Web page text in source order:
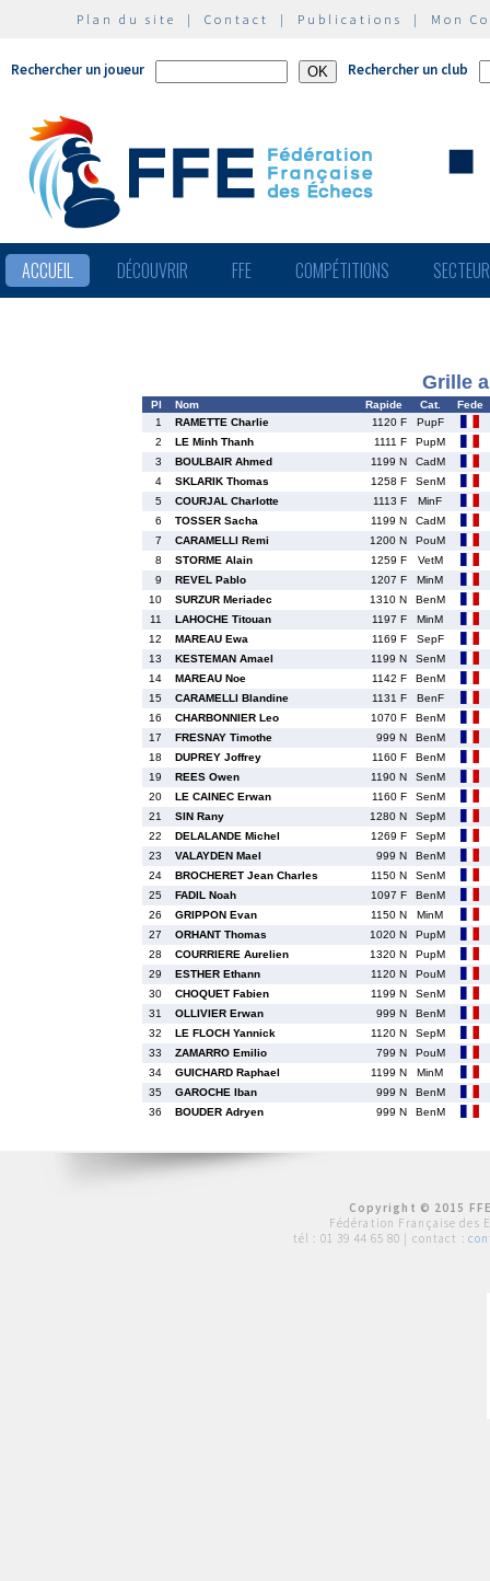
Plan du site | Contact | Publications | Mon
Rechercher un joueur Rechercher un club
ACCUEIL DÉCOUVRIR FFE COMPÉTITIONS
Grille
Pl Nom Rapide Cat.
Fede
1
RAMETTE Charlie 1120 F
PupF
2
LE Minh Thanh 1111 F
PupM
3
BOULBAIR Ahmed 1199 N
CadM
4
SKLARIK Thomas 1258 F
SenM
5
COURJAL Charlotte 1113 F
MinF
6
TOSSER Sacha 1199 N
CadM
7
CARAMELLI Remi 1200 N
PouM
8
STORME Alain 1259 F
VetM
9
REVEL Pablo 1207 F
MinM
10
SURZUR Meriadec 1310 N
BenM
11
LAHOCHE Titouan 1197 F
MinM
12
MAREAU Ewa 1169 F
SepF
13
KESTEMAN Amael 1199 N
SenM
14
MAREAU Noe 1142 F
BenM
15
CARAMELLI Blandine 1131 F
BenF
16
CHARBONNIER Leo 1070 F
BenM
17
FRESNAY Timothe 999 N
BenM
18
DUPREY Joffrey 1160 F
BenM
19
REES Owen 1190 N
SenM
20
LE CAINEC Erwan 1160 F
SenM
21
SIN Rany 1280 N
SepM
22
DELALANDE Michel 1269 F
SepM
23
VALAYDEN Mael 999 N
BenM
24
BROCHERET Jean Charles 1150 N
SenM
25
FADIL Noah 1097 F
BenM
26
GRIPPON Evan 1150 N
MinM
27
ORHANT Thomas 1020 N
PupM
28
COURRIERE Aurelien 1320 N
PupM
29
ESTHER Ethann 1120 N
PouM
30
CHOQUET Fabien 1199 N
SenM
31
OLLIVIER Erwan 999 N
BenM
32
LE FLOCH Yannick 1120 N
SepM
33
ZAMARRO Emilio 799 N
PouM
34
GUICHARD Raphael 1199 N
MinM
35
GAROCHE Iban 999 N
BenM
36
BOUDER Adryen 999 N BenM
Copyright © 2015
Fédération Française des
tél : 01 39 44 65 80 | contact :